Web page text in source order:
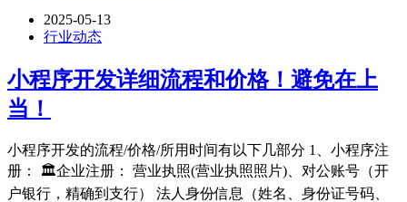
2025-05-13
行业动态
小程序开发详细流程和价格！避免在上
当！
小程序开发的流程/价格/所用时间有以下几部分 1、小程序注
册： 🏛企业注册： 营业执照(营业执照照片)、对公账号（开
户银行，精确到支行） 法人身份信息（姓名、身份证号码、